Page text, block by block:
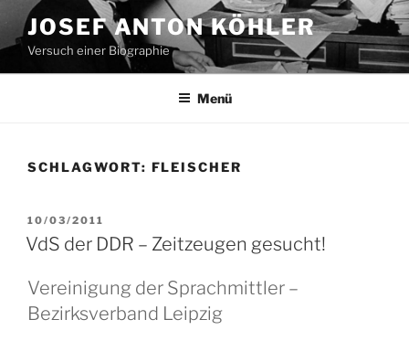
Inhalt
springen
JOSEF ANTON KÖHLER
Versuch einer Biographie
Menü
SCHLAGWORT: FLEISCHER
VERÖFFENTLICHT
AM
10/03/2011
VdS der DDR – Zeitzeugen gesucht!
Vereinigung der Sprachmittler –
Bezirksverband Leipzig